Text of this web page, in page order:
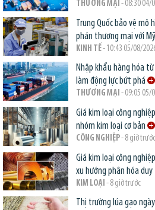
THƯƠNG MẠI - 08:30 04/
Trung Quốc bảo vệ
phán thương mại với Mỹ
KINH TẾ- 10:43 05/08/
Nhập khẩu hàng hóa
làm động lực bứt phá
THƯƠNG MẠI - 09:05 05/
Giá kim loại công
nhóm kim loại cơ bản
CÔNG NGHIỆP- 8 giờ trước
Giá kim loại công
xu hướng phân hóa duy
KIM LOẠI - 8 giờ trước
Thị trường lúa gạo